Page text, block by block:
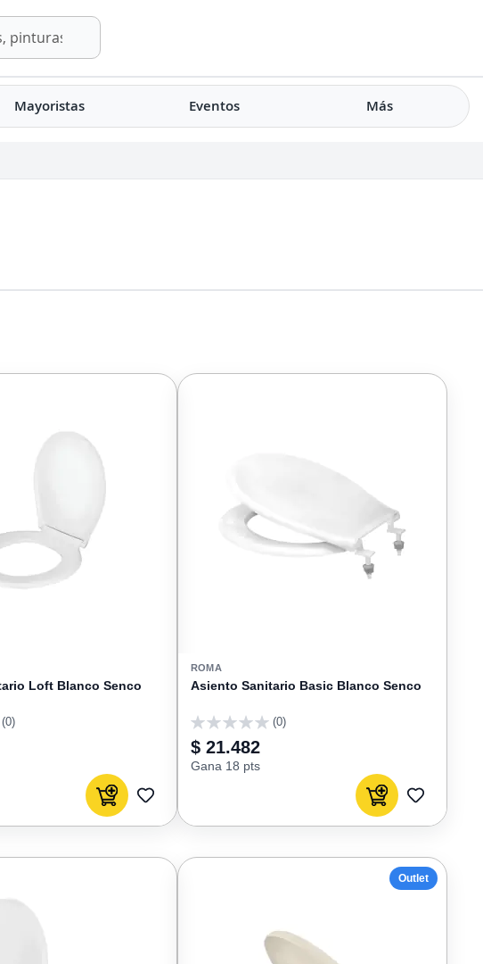
Mayoristas Eventos Más
Loft Blanco Senco
(0)
Agregar al carrito
AGREGAR
FAVORITOS
ROMA
Asiento Sanitario Basic Blanco Senco
(0)
$ 21.482
Gana 18 pts
Agregar al carrito
AGREGAR
Outlet